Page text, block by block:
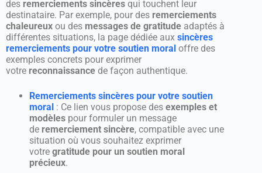
des remerciements sincères qui touchent leur
destinataire. Par exemple, pour des remerciements
chaleureux ou des messages de gratitude adaptés à
différentes situations, la page dédiée aux sincères
remerciements pour votre soutien moral offre des
exemples concrets pour exprimer
votre reconnaissance de façon authentique.
Remerciements sincères pour votre soutien
moral : Ce lien vous propose des exemples et
modèles pour formuler un message
de remerciement sincère, compatible avec une
situation où vous souhaitez exprimer
votre gratitude pour un soutien moral
précieux.